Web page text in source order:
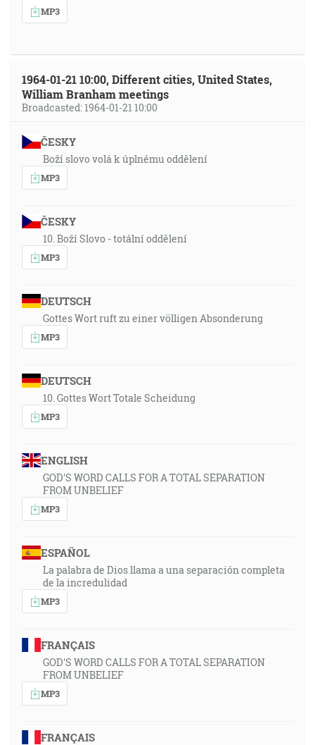
MP3
1964-01-21 10:00, Different cities, United States,
William Branham meetings
Broadcasted: 1964-01-21 10:00
ČESKY
Boží slovo volá k úplnému oddělení
MP3
ČESKY
10. Boží Slovo - totální oddělení
MP3
DEUTSCH
Gottes Wort ruft zu einer völligen Absonderung
MP3
DEUTSCH
10. Gottes Wort Totale Scheidung
MP3
ENGLISH
GOD'S WORD CALLS FOR A TOTAL SEPARATION
FROM UNBELIEF
MP3
ESPAÑOL
La palabra de Dios llama a una separación completa
de la incredulidad
MP3
FRANÇAIS
GOD'S WORD CALLS FOR A TOTAL SEPARATION
FROM UNBELIEF
MP3
FRANÇAIS